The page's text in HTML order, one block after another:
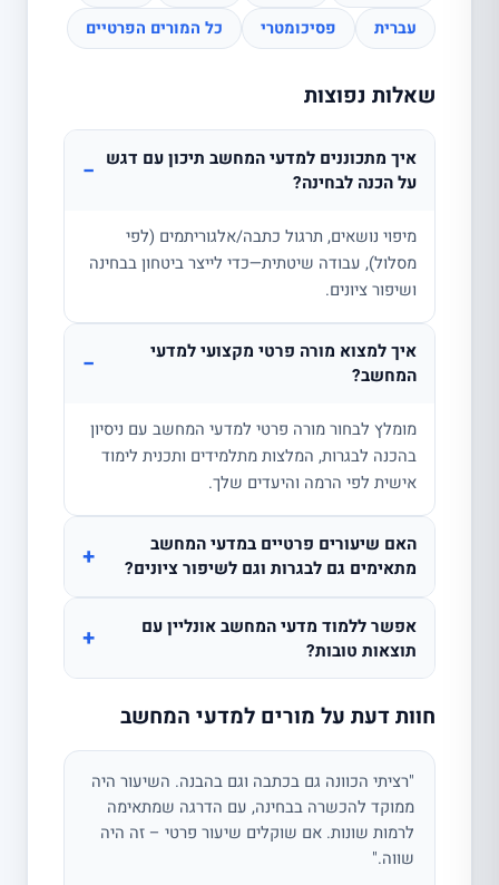
עברית
פסיכומטרי כל המורים הפרטיים
שאלות נפוצות
איך מתכוננים למדעי המחשב תיכון עם דגש
על הכנה לבחינה?
−
מיפוי נושאים, תרגול כתבה/אלגוריתמים (לפי
מסלול), עבודה שיטתית—כדי לייצר ביטחון בבחינה
ושיפור ציונים.
איך למצוא מורה פרטי מקצועי למדעי
המחשב?
−
מומלץ לבחור מורה פרטי למדעי המחשב עם ניסיון
בהכנה לבגרות, המלצות מתלמידים ותכנית לימוד
אישית לפי הרמה והיעדים שלך.
האם שיעורים פרטיים במדעי המחשב
מתאימים גם לבגרות וגם לשיפור ציונים?
+
אפשר ללמוד מדעי המחשב אונליין עם
תוצאות טובות?
+
חוות דעת על מורים למדעי המחשב
"רציתי הכוונה גם בכתבה וגם בהבנה. השיעור היה
ממוקד להכשרה בבחינה, עם הדרגה שמתאימה
לרמות שונות. אם שוקלים שיעור פרטי – זה היה
שווה."